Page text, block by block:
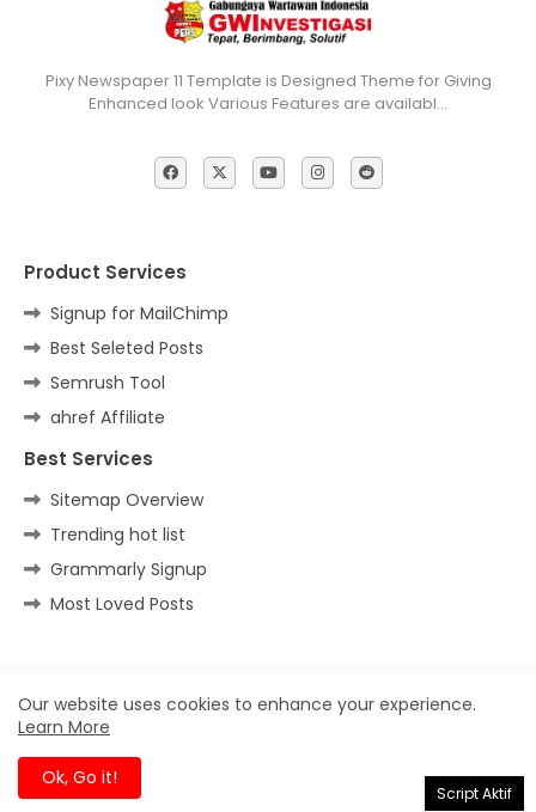
Pixy Newspaper 11 Template is Designed Theme for Giving
Enhanced look Various Features are availabl…
Product Services
Signup for MailChimp
Best Seleted Posts
Semrush Tool
ahref Affiliate
Best Services
Sitemap Overview
Trending hot list
Grammarly Signup
Most Loved Posts
Home Contact us Privacy Policy
Our website uses cookies to enhance your experience.
Learn More
Ok, Go it!
Script Aktif